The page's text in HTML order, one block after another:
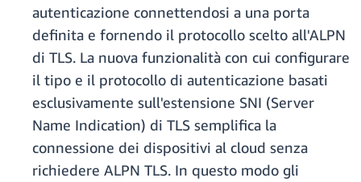
autenticazione connettendosi a una porta
definita e fornendo il protocollo scelto all'ALPN
di TLS. La nuova funzionalità con cui configurare
il tipo e il protocollo di autenticazione basati
esclusivamente sull'estensione SNI (Server
Name Indication) di TLS semplifica la
connessione dei dispositivi al cloud senza
richiedere ALPN TLS. In questo modo gli